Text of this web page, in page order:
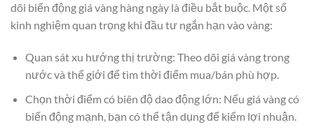
dõi biến động giá vàng hàng ngày là điều bắt buộc. Một số
kinh nghiệm quan trọng khi đầu tư ngắn hạn vào vàng:
Quan sát xu hướng thị trường: Theo dõi giá vàng trong
nước và thế giới để tìm thời điểm mua/bán phù hợp.
Chọn thời điểm có biên độ dao động lớn: Nếu giá vàng có
biến động mạnh, bạn có thể tận dụng để kiếm lợi nhuận.